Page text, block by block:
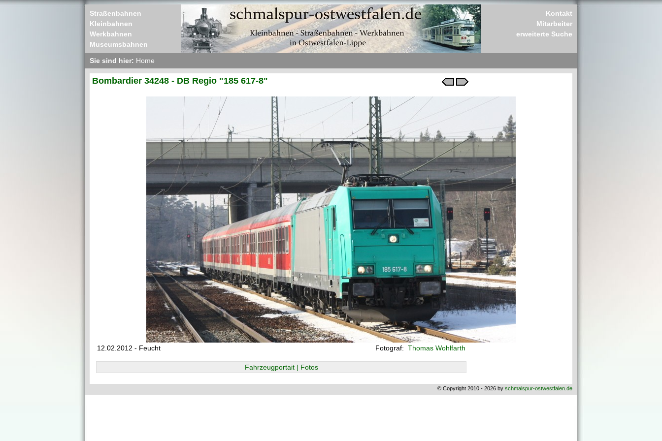
Straßenbahnen
Kleinbahnen
Werkbahnen
Museumsbahnen
Kontakt
Mitarbeiter
erweiterte Suche
Sie sind hier: Home
Bombardier 34248 - DB Regio "185 617-8"
12.02.2012 - Feucht Fotograf: Thomas Wohlfarth
Fahrzeugportait | Fotos
© Copyright 2010 - 2026 by schmalspur-ostwestfalen.de